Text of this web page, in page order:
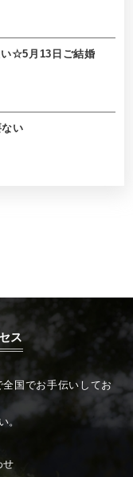
☆5月13日ご結婚
い
ス
国でお手伝いしてお
。
せ